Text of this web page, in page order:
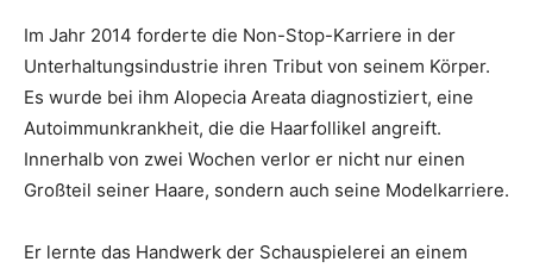
Im Jahr 2014 forderte die Non-Stop-Karriere in der
Unterhaltungsindustrie ihren Tribut von seinem Körper.
Es wurde bei ihm Alopecia Areata diagnostiziert, eine
Autoimmunkrankheit, die die Haarfollikel angreift.
Innerhalb von zwei Wochen verlor er nicht nur einen
Großteil seiner Haare, sondern auch seine Modelkarriere.
Er lernte das Handwerk der Schauspielerei an einem